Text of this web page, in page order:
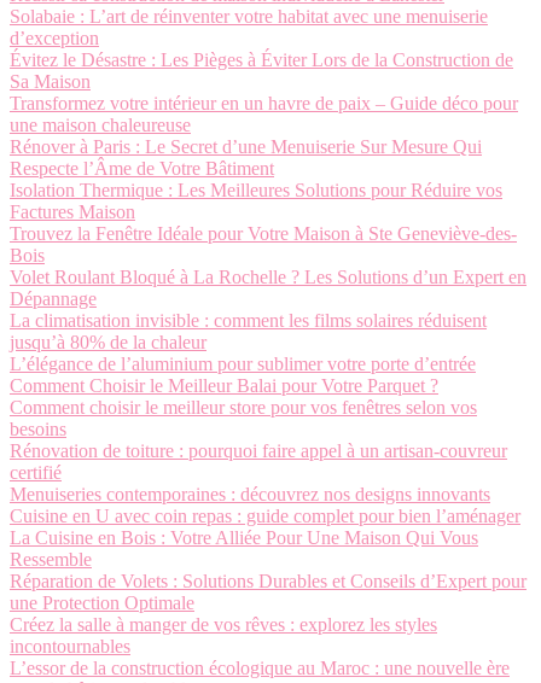
Solabaie : L’art de réinventer votre habitat avec une menuiserie
d’exception
Évitez le Désastre : Les Pièges à Éviter Lors de la Construction de
Sa Maison
Transformez votre intérieur en un havre de paix – Guide déco pour
une maison chaleureuse
Rénover à Paris : Le Secret d’une Menuiserie Sur Mesure Qui
Respecte l’Âme de Votre Bâtiment
Isolation Thermique : Les Meilleures Solutions pour Réduire vos
Factures Maison
Trouvez la Fenêtre Idéale pour Votre Maison à Ste Geneviève-des-
Bois
Volet Roulant Bloqué à La Rochelle ? Les Solutions d’un Expert en
Dépannage
La climatisation invisible : comment les films solaires réduisent
jusqu’à 80% de la chaleur
L’élégance de l’aluminium pour sublimer votre porte d’entrée
Comment Choisir le Meilleur Balai pour Votre Parquet ?
Comment choisir le meilleur store pour vos fenêtres selon vos
besoins
Rénovation de toiture : pourquoi faire appel à un artisan-couvreur
certifié
Menuiseries contemporaines : découvrez nos designs innovants
Cuisine en U avec coin repas : guide complet pour bien l’aménager
La Cuisine en Bois : Votre Alliée Pour Une Maison Qui Vous
Ressemble
Réparation de Volets : Solutions Durables et Conseils d’Expert pour
une Protection Optimale
Créez la salle à manger de vos rêves : explorez les styles
incontournables
L’essor de la construction écologique au Maroc : une nouvelle ère